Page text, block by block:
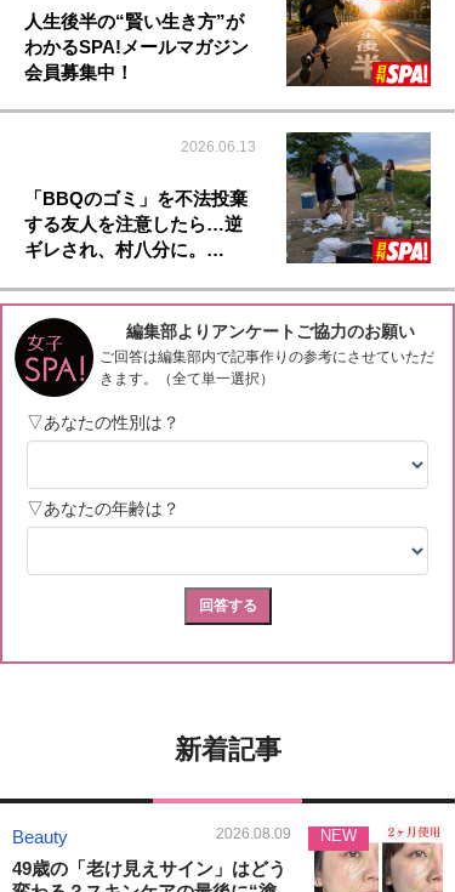
人生後半の“賢い生き方”が
わかるSPA!メールマガジン
会員募集中！
2026.06.13
「BBQのゴミ」を不法投棄
する友人を注意したら…逆
ギレされ、村八分に。…
新着記事
Beauty 2026.08.09
49歳の「老け見えサイン」はどう
NEW